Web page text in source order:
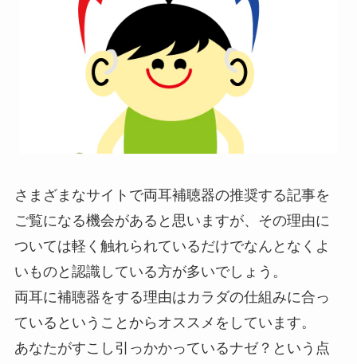
さまざまなサイトで両耳補聴器の推奨する記事を
ご覧になる機会があると思いますが、その理由に
ついては軽く触れられているだけでなんとなくよ
いものと認識している方が多いでしょう。
両耳に補聴器をする理由はカラダの仕組みに合っ
ているということからオススメをしています。
あなたがすこし引っかかっているナゼ？という点